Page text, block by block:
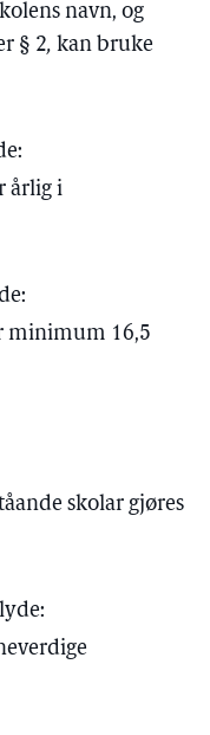
navn, og
§ 2, kan bruke
årlig i
minimum 16,5
skolar gjøres